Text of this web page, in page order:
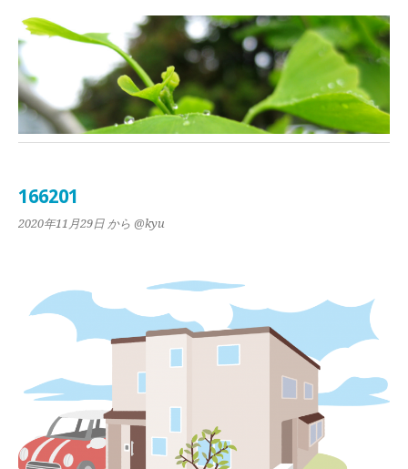
166201
2020年11月29日 から @kyu